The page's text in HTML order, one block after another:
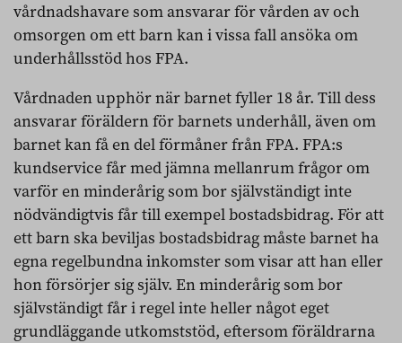
vårdnadshavare som ansvarar för vården av och
omsorgen om ett barn kan i vissa fall ansöka om
underhållsstöd hos FPA.
Vårdnaden upphör när barnet fyller 18 år. Till dess
ansvarar föräldern för barnets underhåll, även om
barnet kan få en del förmåner från FPA. FPA:s
kundservice får med jämna mellanrum frågor om
varför en minderårig som bor självständigt inte
nödvändigtvis får till exempel bostadsbidrag. För att
ett barn ska beviljas bostadsbidrag måste barnet ha
egna regelbundna inkomster som visar att han eller
hon försörjer sig själv. En minderårig som bor
självständigt får i regel inte heller något eget
grundläggande utkomststöd, eftersom föräldrarna